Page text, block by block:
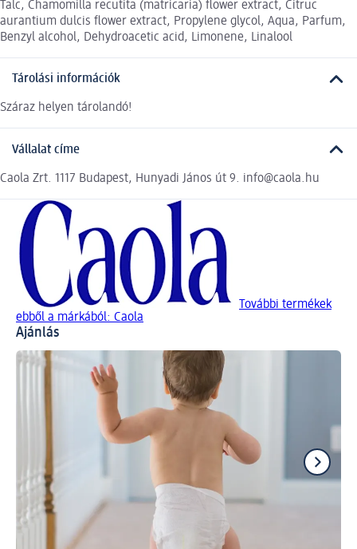
Talc, Chamomilla recutita (matricaria) flower extract, Citruc
aurantium dulcis flower extract, Propylene glycol, Aqua, Parfum,
Benzyl alcohol, Dehydroacetic acid, Limonene, Linalool
Tárolási információk
Száraz helyen tárolandó!
Vállalat címe
Caola Zrt. 1117 Budapest, Hunyadi János út 9. info@caola.hu
További termékek
ebből a márkából: Caola
Ajánlás